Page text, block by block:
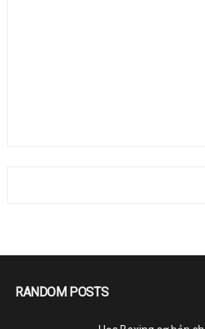
RANDOM POSTS